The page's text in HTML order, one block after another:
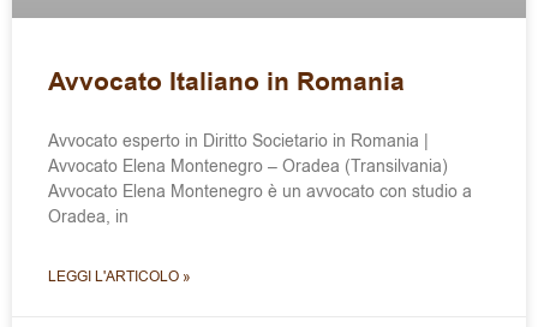
Avvocato Italiano in Romania
Avvocato esperto in Diritto Societario in Romania |
Avvocato Elena Montenegro – Oradea (Transilvania)
Avvocato Elena Montenegro è un avvocato con studio a
Oradea, in
LEGGI L'ARTICOLO »